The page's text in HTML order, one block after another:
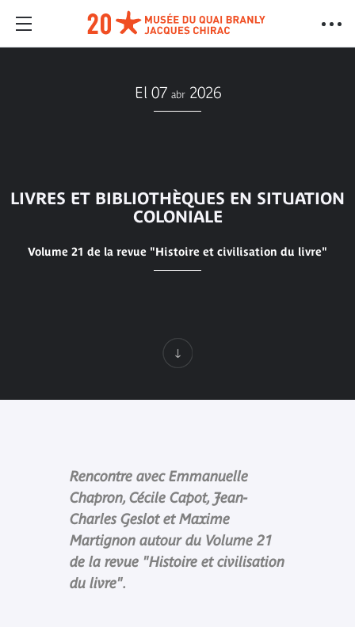
El 07 abr 2026
LIVRES ET BIBLIOTHÈQUES EN SITUATION
COLONIALE
Volume 21 de la revue "Histoire et civilisation du livre"
Rencontre avec Emmanuelle
Chapron, Cécile Capot, Jean-
Charles Geslot et Maxime
Martignon autour du Volume 21
de la revue "Histoire et civilisation
du livre".